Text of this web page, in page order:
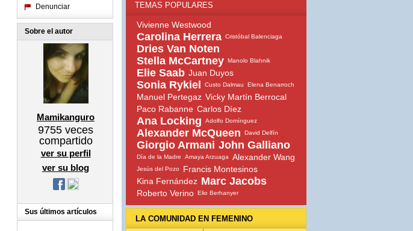
Denunciar
Sobre el autor
Mamikanguro
9755 veces
compartido
ver su perfil
ver su blog
Sus últimos artículos
TEMAS POPULARES
Vivienne Westwood
Carolina Herrera Cristóbal Balenciaga
Dries Van Noten
Stella McCartney Manolo Blahnik
Elie Saab Juan Duyos
Sonia Rykiel Custo Dalmau Elena Benarroch
Manuel Pertegaz Vicky Martín Berrocal
Paco Rabanne Carlos Díez
Ana Locking Adolfo Domínguez
Alexander McQueen David Delfín
Giorgio Armani John Galliano
Día de la Madre Amaya Arzuaga Alexander Wang
Jesús del Pozo
Francis Montesinos
Kina Fernández Marc Jacobs
Roberto Verino Elio Berhanyer
LA COMUNIDAD EN FEMENINO